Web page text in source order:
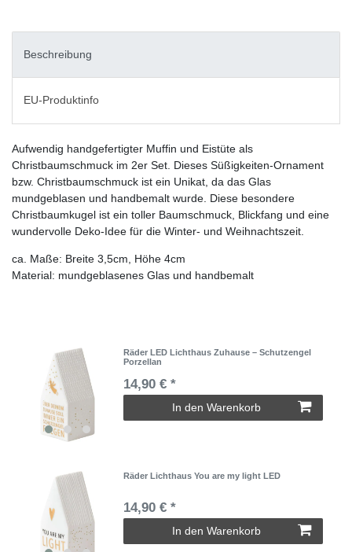
Beschreibung
EU-Produktinfo
Aufwendig handgefertigter Muffin und Eistüte als
Christbaumschmuck im 2er Set. Dieses Süßigkeiten-Ornament
bzw. Christbaumschmuck ist ein Unikat, da das Glas
mundgeblasen und handbemalt wurde. Diese besondere
Christbaumkugel ist ein toller Baumschmuck, Blickfang und eine
wundervolle Deko-Idee für die Winter- und Weihnachtszeit.
ca. Maße: Breite 3,5cm, Höhe 4cm
Material: mundgeblasenes Glas und handbemalt
Räder LED Lichthaus Zuhause – Schutzengel
Porzellan
14,90 € *
In den Warenkorb
Räder Lichthaus You are my light LED
14,90 € *
In den Warenkorb